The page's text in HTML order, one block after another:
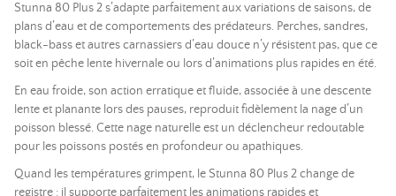
Stunna 80 Plus 2 s’adapte parfaitement aux variations de saisons, de
plans d’eau et de comportements des prédateurs. Perches, sandres,
black-bass et autres carnassiers d’eau douce n’y résistent pas, que ce
soit en pêche lente hivernale ou lors d’animations plus rapides en été.
En eau froide, son action erratique et fluide, associée à une descente
lente et planante lors des pauses, reproduit fidèlement la nage d’un
poisson blessé. Cette nage naturelle est un déclencheur redoutable
pour les poissons postés en profondeur ou apathiques.
Quand les températures grimpent, le Stunna 80 Plus 2 change de
registre : il supporte parfaitement les animations rapides et